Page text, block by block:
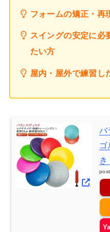
フォームの矯正・再
スイングの安定に必
たい方
屋内・屋外で練習し
バ
ゴ
き